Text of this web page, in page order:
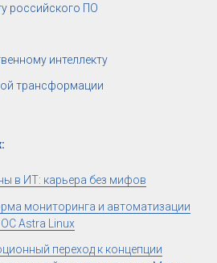
российского ПО
интеллекту
трансформации
в ИТ: карьера без мифов
мониторинга и автоматизации
Astra Linux
переход к концепции